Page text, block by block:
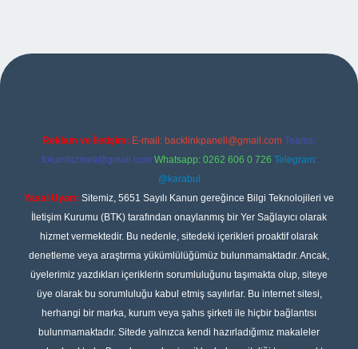
Reklam ve İletişim: E-mail: backlinkpaneli@gmail.com Teams:
forumhizmeti@gmail.com Whatsapp: 0262 606 0 726 Telegram:
@karabul
Yasal Uyarı: Sitemiz, 5651 Sayılı Kanun gereğince Bilgi Teknolojileri ve
İletişim Kurumu (BTK) tarafından onaylanmış bir Yer Sağlayıcı olarak
hizmet vermektedir. Bu nedenle, sitedeki içerikleri proaktif olarak
denetleme veya araştırma yükümlülüğümüz bulunmamaktadır. Ancak,
üyelerimiz yazdıkları içeriklerin sorumluluğunu taşımakta olup, siteye
üye olarak bu sorumluluğu kabul etmiş sayılırlar. Bu internet sitesi,
herhangi bir marka, kurum veya şahıs şirketi ile hiçbir bağlantısı
bulunmamaktadır. Sitede yalnızca kendi hazırladığımız makaleler